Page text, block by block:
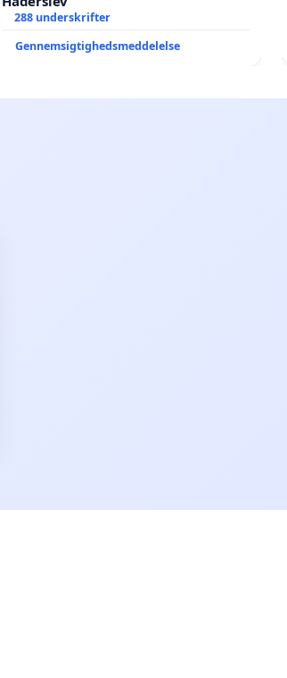
288 underskrifter
Gennemsigtighedsmeddelelse